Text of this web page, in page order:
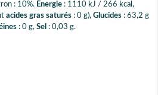
: 10%. Énergie : 1110 kJ / 266 kcal,
acides gras saturés : 0 g), Glucides : 63,2 g
: 0 g, Sel : 0,03 g.